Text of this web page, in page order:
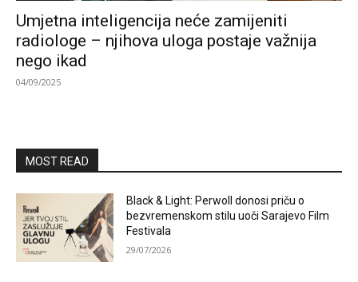
Umjetna inteligencija neće zamijeniti
radiologe – njihova uloga postaje važnija
nego ikad
04/09/2025
MOST READ
Black & Light: Perwoll donosi priču o
bezvremenskom stilu uoči Sarajevo Film
Festivala
29/07/2026